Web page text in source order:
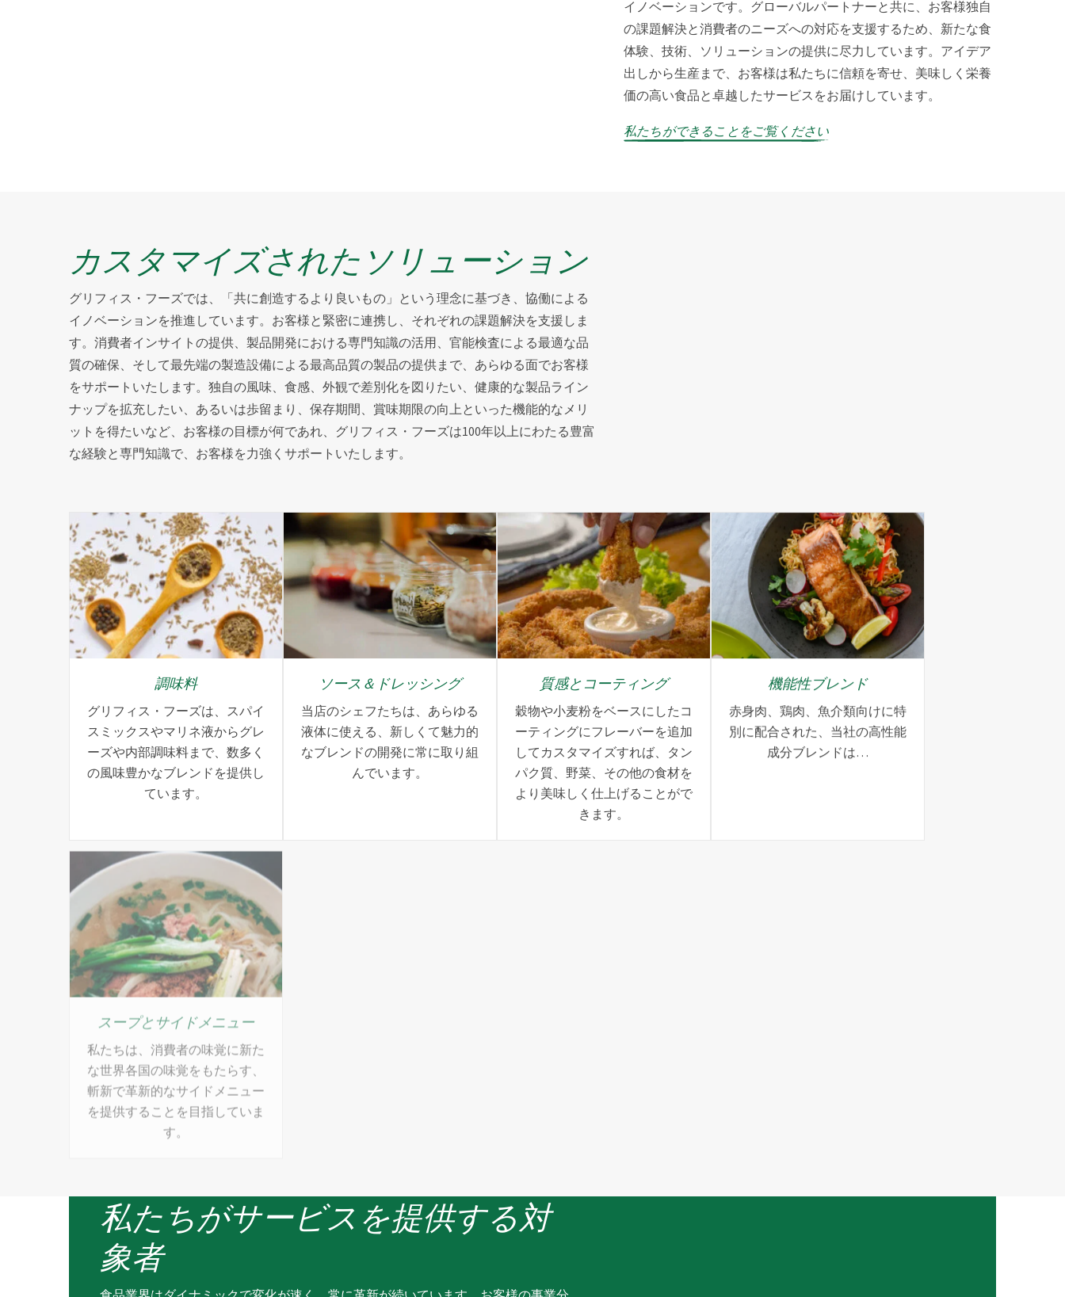
イノベーションです。グローバルパートナーと共に、お客様独自
の課題解決と消費者のニーズへの対応を支援するため、新たな食
体験、技術、ソリューションの提供に尽力しています。アイデア
出しから生産まで、お客様は私たちに信頼を寄せ、美味しく栄養
価の高い食品と卓越したサービスをお届けしています。
私たちができることをご覧ください
カスタマイズされたソリューション
グリフィス・フーズでは、「共に創造するより良いもの」という理念に基づき、協働による
イノベーションを推進しています。お客様と緊密に連携し、それぞれの課題解決を支援しま
す。消費者インサイトの提供、製品開発における専門知識の活用、官能検査による最適な品
質の確保、そして最先端の製造設備による最高品質の製品の提供まで、あらゆる面でお客様
をサポ​​ートいたします。独自の風味、食感、外観で差別化を図りたい、健康的な製品ライン
ナップを拡充したい、あるいは歩留まり、保存期間、賞味期限の向上といった機能的なメリ
ットを得たいなど、お客様の目標が何であれ、グリフィス・フーズは100年以上にわたる豊富
な経験と専門知識で、お客様を力強くサポートいたします。
調味料
グリフィス・フーズは、スパイ
スミックスやマリネ液からグレ
ーズや内部調味料まで、数多く
の風味豊かなブレンドを提供し
ています。
ソース＆ドレッシング
当店のシェフたちは、あらゆる
液体に使える、新しくて魅力的
なブレンドの開発に常に取り組
んでいます。
質感とコーティング
穀物や小麦粉をベースにしたコ
ーティングにフレーバーを追加
してカスタマイズすれば、タン
パク質、野菜、その他の食材を
より美味しく仕上げることがで
きます。
機能性ブレンド
赤身肉、鶏肉、魚介類向けに特
別に配合された、当社の高性能
成分ブレンドは…
スープとサイドメニュー
私たちは、消費者の味覚に新た
な世界各国の味覚をもたらす、
斬新で革新的なサイドメニュー
を提供することを目指していま
す。
私たちがサービスを提供する対
象者